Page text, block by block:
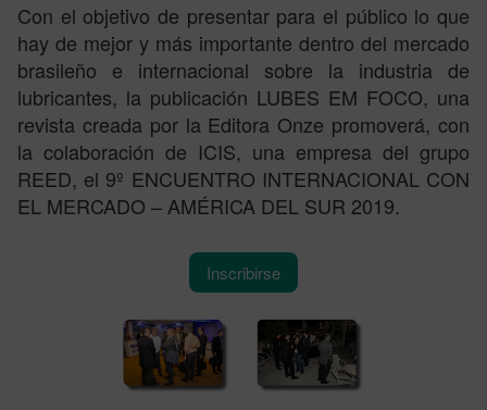
Con el objetivo de presentar para el público lo que
hay de mejor y más importante dentro del mercado
brasileño e internacional sobre la industria de
lubricantes, la publicación LUBES EM FOCO, una
revista creada por la Editora Onze promoverá, con
la colaboración de ICIS, una empresa del grupo
REED, el 9º ENCUENTRO INTERNACIONAL CON
EL MERCADO – AMÉRICA DEL SUR 2019.
Inscribirse